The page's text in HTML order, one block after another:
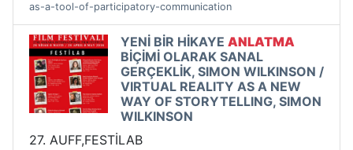
as-a-tool-of-participatory-communication
YENİ BİR HİKAYE ANLATMA
BİÇİMİ OLARAK SANAL
GERÇEKLİK, SIMON WILKINSON /
VIRTUAL REALITY AS A NEW
WAY OF STORYTELLING, SIMON
WILKINSON
27. AUFF,FESTİLAB